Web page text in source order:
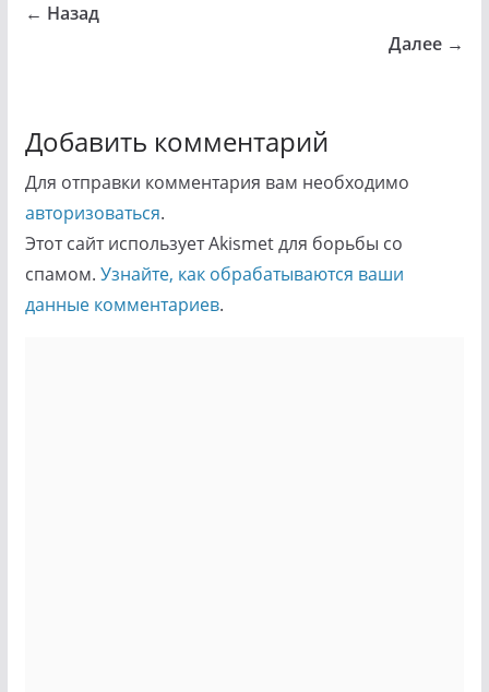
← Назад
Далее →
Добавить комментарий
Для отправки комментария вам необходимо
авторизоваться.
Этот сайт использует Akismet для борьбы со
спамом. Узнайте, как обрабатываются ваши
данные комментариев.